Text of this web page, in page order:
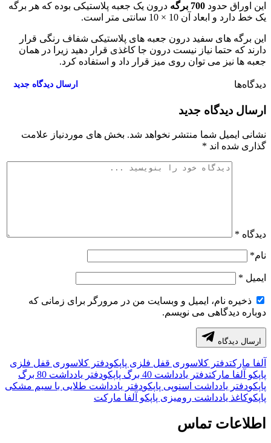
این اوراق حدود 700 برگه
درون یک جعبه پلاستیکی بوده که هر برگه
یک خط دارد و ابعاد آن 10 × 10 سانتی متر است.
این برگه های سفید درون جعبه های پلاستیکی شفاف رنگی قرار
دارند که حتما نیاز نیست درون جا کاغذی قرار دهید زیرا در همان
جعبه ها نیز می توان روی میز قرار داد و استفاده کرد.
دیدگاه‌ها ارسال دیدگاه جدید
ارسال دیدگاه جدید
نشانی ایمیل شما منتشر نخواهد شد. بخش های موردنیاز علامت
گذاری شده اند *
دیدگاه *
نام*
ایمیل *
ذخیره نام، ایمیل و وبسایت من در مرورگر برای زمانی که
دوباره دیدگاهی می نویسم.
ارسال دیدگاه
آلفا مارکتدفتر کلاسوری قفل فلزی پاپکودفتر کلاسوری قفل فلزی
پاپکو آلفا مارکتدفتر یادداشت 40 برگ پاپکو
دفتر یادداشت 80 برگ
پاپکودفتر یادداشت اسنوپی پاپکودفتر یادداشت طلایی با سیم مشکی
پاپکوکاغذ یادداشت رومیزی پاپکو آلفا مارکت
اطلاعات تماس